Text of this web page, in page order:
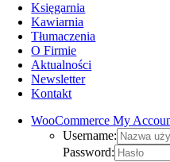
Księgarnia
Kawiarnia
Tłumaczenia
O Firmie
Aktualności
Newsletter
Kontakt
WooCommerce My
Username:
Password: